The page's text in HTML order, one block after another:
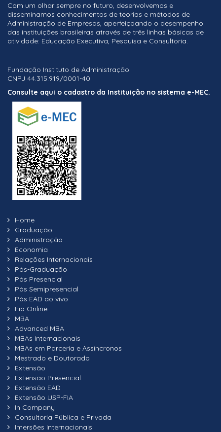
Com um olhar sempre no futuro, desenvolvemos e
disseminamos conhecimentos de teorias e métodos de
Administração de Empresas, aperfeiçoando o desempenho
das instituições brasileiras através de três linhas básicas de
atividade: Educação Executiva, Pesquisa e Consultoria.
Fundação Instituto de Administração
CNPJ 44.315.919/0001-40
Consulte aqui o cadastro da Instituição no sistema e-MEC.
Home
Graduação
Administração
Economia
Relações Internacionais
Pós-Graduação
Pós Presencial
Pós Semipresencial
Pós EAD ao vivo
Fia Online
MBA
Advanced MBA
MBAs Internacionais
MBAs em Parceria e Assíncronos
Mestrado e Doutorado
Extensão
Extensão Presencial
Extensão EAD
Extensão USP-FIA
In Company
Consultoria Pública e Privada
Imersões Internacionais